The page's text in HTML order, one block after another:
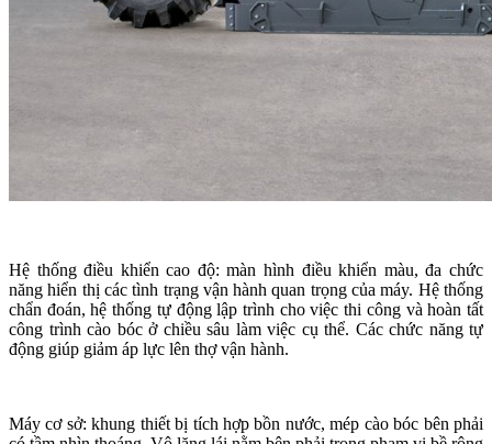
Hệ thống điều khiển cao độ: màn hình điều khiển màu, đa chức
năng hiển thị các tình trạng vận hành quan trọng của máy. Hệ thống
chẩn đoán, hệ thống tự động lập trình cho việc thi công và hoàn tất
công trình cào bóc ở chiều sâu làm việc cụ thể. Các chức năng tự
động giúp giảm áp lực lên thợ vận hành.
Máy cơ sở: khung thiết bị tích hợp bồn nước, mép cào bóc bên phải